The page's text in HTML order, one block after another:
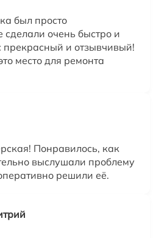
был просто
сделали очень быстро и
прекрасный и отзывчивый!
место для ремонта
Понравилось, как
выслушали проблему
решили её.